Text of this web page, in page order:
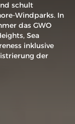
schult
Windparks. In
das GWO
Sea
inklusive
der